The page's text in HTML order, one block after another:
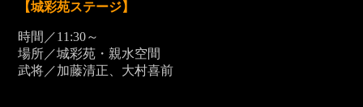
【城彩苑ステージ】
時間／11:30～
場所／城彩苑・親水空間
武将／加藤清正、大村喜前